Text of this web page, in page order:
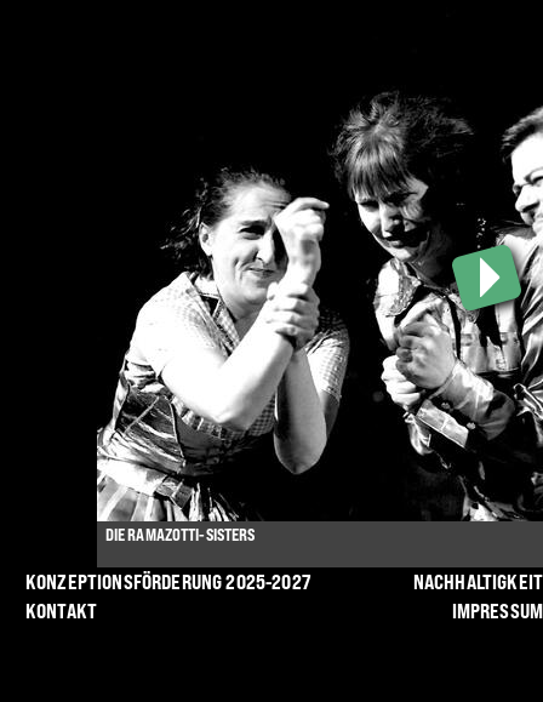
DIE RAMAZOTTI-SISTERS
KONZEPTIONSFÖRDERUNG 2025-2027
NACHHALTIGKEIT
KONTAKT
IMPRESSUM